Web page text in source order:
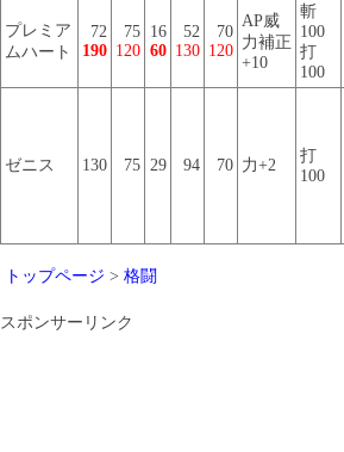
プレミア
ムハート
72
190
75
120
16
60
52
130
70
120
AP威
力補正
+10
斬
100
打
100
ゼニス 130 75 29 94 70 力+2
打
100
トップページ > 格闘
スポンサーリンク